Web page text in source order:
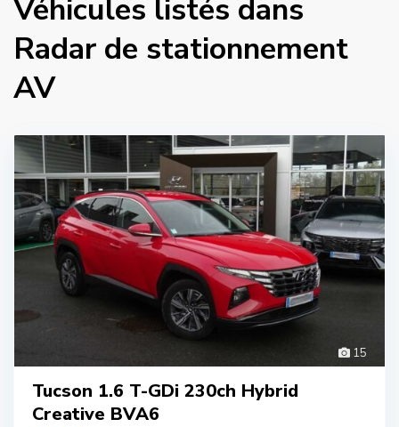
Véhicules listés dans
Radar de stationnement
AV
15
Tucson 1.6 T-GDi 230ch Hybrid
Creative BVA6